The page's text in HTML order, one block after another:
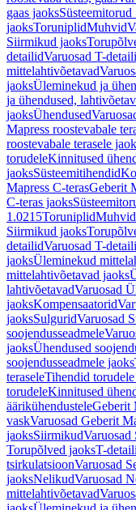
gaas jaoksSüsteemitorud
jaoksToruniplidMuhvid
Siirmikud jaoks
detailidVaruosad T-
mittelahtivõetavad
jaoksÜleminekud ja
ja ühendused,
jaoksÜhendused
Mapress roostevabale
roostevabale terasele
torudeleKinnitused
jaoksSüsteemitihendid
Mapress C-terasGeberit
C-teras jaoks
1.0215ToruniplidMuhvid
Siirmikud jaoks
detailidVaruosad T-
jaoksÜleminekud
mittelahtivõetavad jaoks
lahtivõetavadVaruosad
jaoksKompensaatorid
jaoksSulguridVaruosad
soojendusseadmele
jaoksÜhendused
soojendusseadmele jaoks
teraseleTihendid
torudeleKinnitused
äärikühendusteleGeberit
vaskVaruosad Geberit
jaoksSiirmikud
Torupõlved jaoksT-
tsirkulatsioonVaruosad
jaoksNelikudVaruosad
mittelahtivõetavad